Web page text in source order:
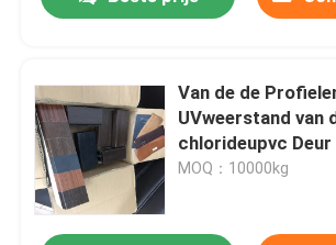
Van de de
UVweerstand van
chlorideupvc
de Hitteisolatie
MOQ：10000kg